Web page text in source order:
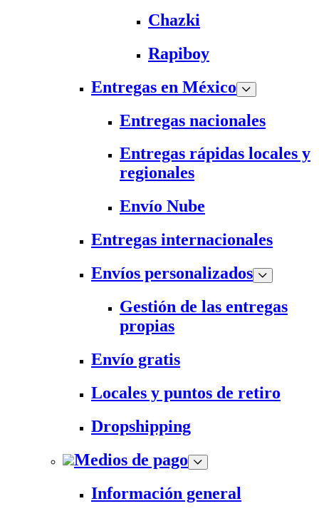
Chazki
Rapiboy
Entregas en México
Entregas nacionales
Entregas rápidas locales y
regionales
Envío Nube
Entregas internacionales
Envíos personalizados
Gestión de las entregas
propias
Envío gratis
Locales y puntos de retiro
Dropshipping
Medios de pago
Información general